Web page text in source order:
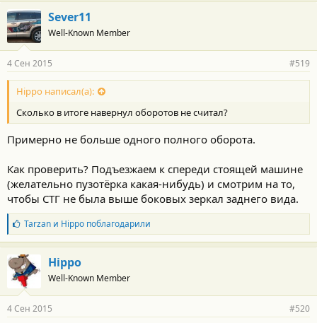
Sever11
Well-Known Member
4 Сен 2015 #519
Hippo написал(а):
Сколько в итоге навернул оборотов не считал?
Примерно не больше одного полного оборота.
Как проверить? Подъезжаем к спереди стоящей машине
(желательно пузотёрка какая-нибудь) и смотрим на то,
чтобы СТГ не была выше боковых зеркал заднего вида.
Б
л
а
г
о
д
а
н
Tarzanи Hippoпоблагодарили
Hippo
Well-Known Member
4 Сен 2015 #520